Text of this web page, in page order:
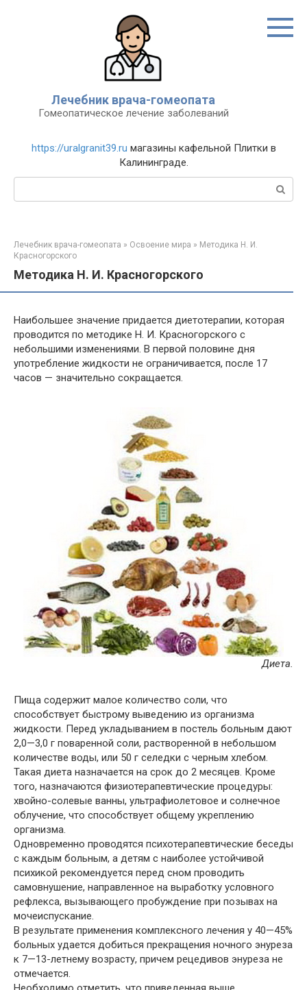
Лечебник врача-гомеопата
Гомеопатическое лечение заболеваний
https://uralgranit39.ru магазины кафельной Плитки в
Калининграде.
Поиск:
Лечебник врача-гомеопата » Освоение мира » Методика Н. И.
Красногорского
Методика Н. И. Красногорского
Наибольшее значение придается диетотерапии, которая
проводится по методике Н. И. Красногорского с
небольшими изменениями. В первой половине дня
употребление жидкости не ограничивается, после 17
часов — значительно сокращается.
Диета.
Пища содержит малое количество соли, что
способствует быстрому выведению из организма
жидкости. Перед укладыванием в постель больным дают
2,0—3,0 г поваренной соли, растворенной в небольшом
количестве воды, или 50 г селедки с черным хлебом.
Такая диета назначается на срок до 2 месяцев. Кроме
того, назначаются физиотерапевтические процедуры:
хвойно-солевые ванны, ультрафиолетовое и солнечное
облучение, что способствует общему укреплению
организма.
Одновременно проводятся психотерапевтические беседы
с каждым больным, а детям с наиболее устойчивой
психикой рекомендуется перед сном проводить
самовнушение, направленное на выработку условного
рефлекса, вызывающего пробуждение при позывах на
мочеиспускание.
В результате применения комплексного лечения у 40—45%
больных удается добиться прекращения ночного энуреза
к 7—13-летнему возрасту, причем рецедивов энуреза не
отмечается.